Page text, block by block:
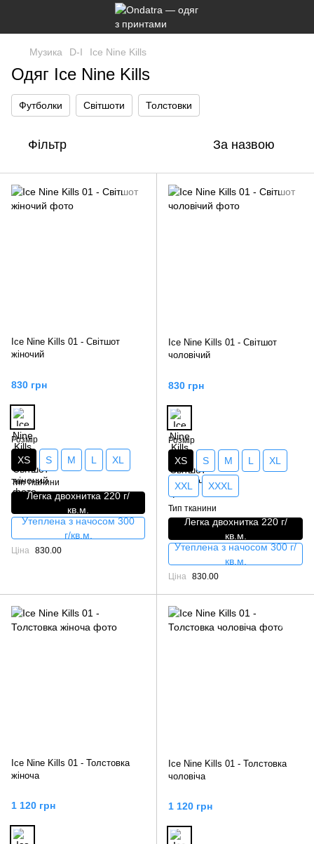
Музика D-I Ice Nine Kills
Одяг Ice Nine Kills
Футболки Світшоти Толстовки
Фільтр За назвою
Ice Nine Kills 01 - Світшот
жіночий
830 грн
Розмір
XS S M L XL
Тип тканини
Легка двохнитка 220 г/
кв.м.
Утеплена з начосом 300
г/кв.м.
Ціна 830.00
Ice Nine Kills 01 - Світшот
чоловічий
830 грн
Розмір
XS S M L XL
XXL XXXL
Тип тканини
Легка двохнитка 220 г/
кв.м.
Утеплена з начосом 300 г/
кв.м.
Ціна 830.00
Ice Nine Kills 01 - Толстовка
жіноча
1 120 грн
Ice Nine Kills 01 - Толстовка
чоловіча
1 120 грн